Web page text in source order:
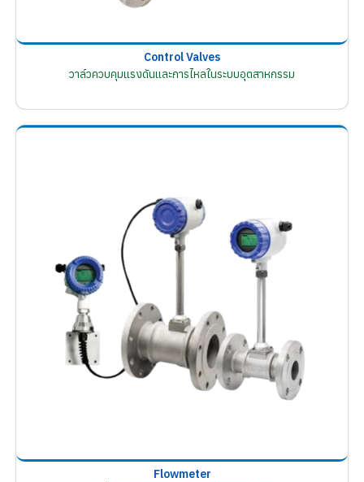
Control Valves
วาล์วควบคุมแรงดันและการไหลในระบบอุตสาหกรรม
Flowmeter